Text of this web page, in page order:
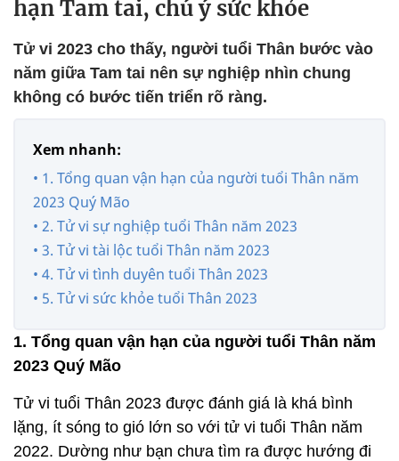
hạn Tam tai, chú ý sức khỏe
Tử vi 2023 cho thấy, người tuổi Thân bước vào
năm giữa Tam tai nên sự nghiệp nhìn chung
không có bước tiến triển rõ ràng.
Xem nhanh:
• 1. Tổng quan vận hạn của người tuổi Thân năm
2023 Quý Mão
• 2. Tử vi sự nghiệp tuổi Thân năm 2023
• 3. Tử vi tài lộc tuổi Thân năm 2023
• 4. Tử vi tình duyên tuổi Thân 2023
• 5. Tử vi sức khỏe tuổi Thân 2023
1. Tổng quan vận hạn của người tuổi Thân năm
2023 Quý Mão
Tử vi tuổi Thân 2023 được đánh giá là khá bình
lặng, ít sóng to gió lớn so với tử vi tuổi Thân năm
2022. Dường như bạn chưa tìm ra được hướng đi